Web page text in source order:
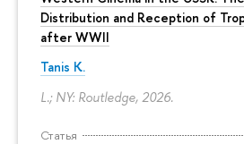
Distribution and Reception of
after WWII
Tanis K.
L.; NY: Routledge, 2026.
Статья